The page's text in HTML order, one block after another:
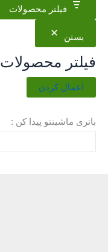
فیلتر محصولات
بستن
فیلتر محصولات
اعمال کردن
باتری ماشینتو پیدا کن :